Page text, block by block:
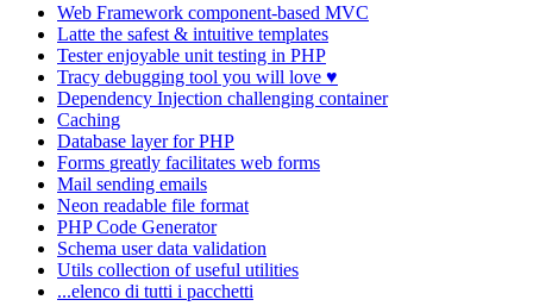
Web Framework component-based MVC
Latte the safest & intuitive templates
Testerenjoyable unit testing in PHP
Tracy debugging tool you will love ♥
Dependency Injection challenging container
Caching
Database layer for PHP
Forms greatly facilitates web forms
Mail sending emails
Neon readable file format
PHP Code Generator
Schema user data validation
Utils collection of useful utilities
...elenco di tutti i pacchetti